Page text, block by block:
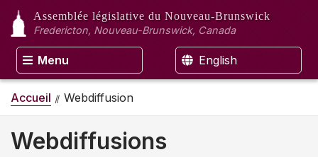
Assemblée législative du Nouveau-Brunswick
Fredericton, Nouveau-Brunswick, Canada
Menu English
Accueil Webdiffusion
Webdiffusions